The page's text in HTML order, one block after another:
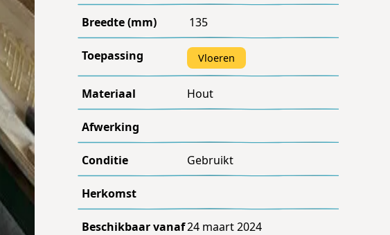
Breedte (mm) 135
Toepassing Vloeren
Materiaal Hout
Afwerking
Conditie Gebruikt
Herkomst
Beschikbaar vanaf24 maart 2024